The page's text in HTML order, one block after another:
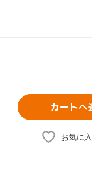
カートへ
お気に